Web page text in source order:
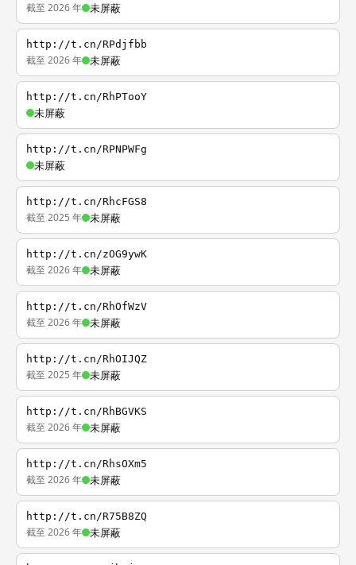
截至 2026 年 未屏蔽
http://t.cn/RPdjfbb
截至 2026 年 未屏蔽
http://t.cn/RhPTooY
未屏蔽
http://t.cn/RPNPWFg
未屏蔽
http://t.cn/RhcFGS8
截至 2025 年 未屏蔽
http://t.cn/zOG9ywK
截至 2026 年 未屏蔽
http://t.cn/RhOfWzV
截至 2026 年 未屏蔽
http://t.cn/RhOIJQZ
截至 2025 年 未屏蔽
http://t.cn/RhBGVKS
截至 2026 年 未屏蔽
http://t.cn/RhsOXm5
截至 2026 年 未屏蔽
http://t.cn/R75B8ZQ
截至 2026 年 未屏蔽